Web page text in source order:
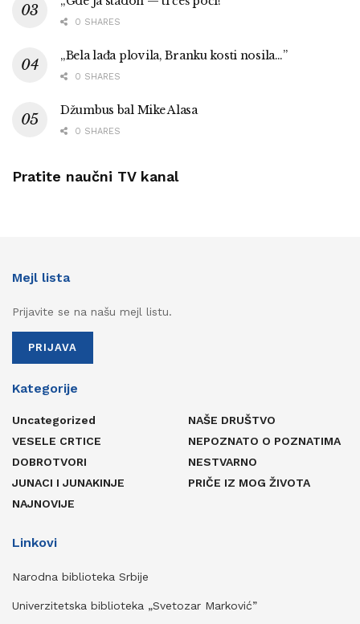
0 SHARES
„Bela lađa plovila, Branku kosti nosila…”
0 SHARES
Džumbus bal Mike Alasa
0 SHARES
Pratite naučni TV kanal
Mejl lista
Prijavite se na našu mejl listu.
PRIJAVA
Kategorije
Uncategorized
VESELE CRTICE
DOBROTVORI
JUNACI I JUNAKINJE
NAJNOVIJE
NAŠE DRUŠTVO
NEPOZNATO O POZNATIMA
NESTVARNO
PRIČE IZ MOG ŽIVOTA
Linkovi
Narodna biblioteka Srbije
Univerzitetska biblioteka „Svetozar Marković”